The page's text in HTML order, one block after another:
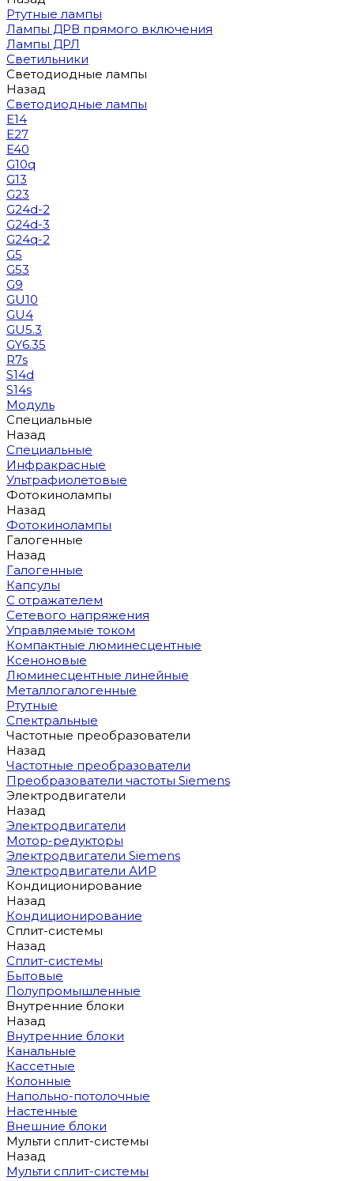
Ртутные лампы
Лампы ДРВ прямого включения
Лампы ДРЛ
Светильники
Светодиодные лампы
Назад
Светодиодные лампы
E14
E27
E40
G10q
G13
G23
G24d-2
G24d-3
G24q-2
G5
G53
G9
GU10
GU4
GU5.3
GY6.35
R7s
S14d
S14s
Модуль
Специальные
Назад
Специальные
Инфракрасные
Ультрафиолетовые
Фотокинолампы
Назад
Фотокинолампы
Галогенные
Назад
Галогенные
Капсулы
С отражателем
Сетевого напряжения
Управляемые током
Компактные люминесцентные
Ксеноновые
Люминесцентные линейные
Металлогалогенные
Ртутные
Спектральные
Частотные преобразователи
Назад
Частотные преобразователи
Преобразователи частоты Siemens
Электродвигатели
Назад
Электродвигатели
Мотор-редукторы
Электродвигатели Siemens
Электродвигатели АИР
Кондиционирование
Назад
Кондиционирование
Сплит-системы
Назад
Сплит-системы
Бытовые
Полупромышленные
Внутренние блоки
Назад
Внутренние блоки
Канальные
Кассетные
Колонные
Напольно-потолочные
Настенные
Внешние блоки
Мульти сплит-системы
Назад
Мульти сплит-системы